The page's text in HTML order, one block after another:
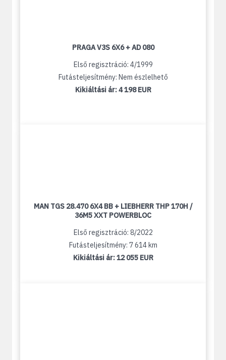
PRAGA V3S 6X6 + AD 080
Első regisztráció: 4/1999
Futásteljesítmény: Nem észlelhető
Kikiáltási ár:4 198 EUR
MAN TGS 28.470 6X4 BB + LIEBHERR THP 170H /
36M5 XXT POWERBLOC
Első regisztráció: 8/2022
Futásteljesítmény: 7 614 km
Kikiáltási ár:12 055 EUR